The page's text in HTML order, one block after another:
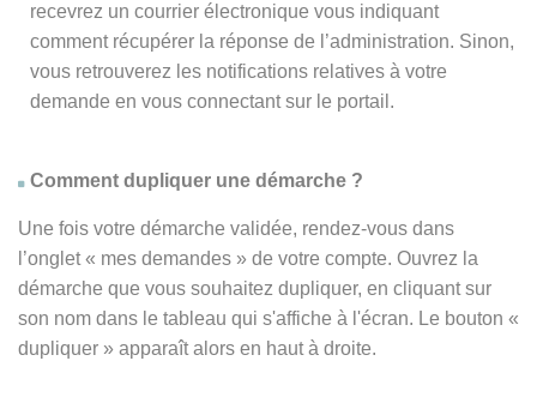
recevrez un courrier électronique vous indiquant
comment récupérer la réponse de l’administration. Sinon,
vous retrouverez les notifications relatives à votre
demande en vous connectant sur le portail.
Comment dupliquer une démarche ?
Une fois votre démarche validée, rendez-vous dans
l’onglet « mes demandes » de votre compte. Ouvrez la
démarche que vous souhaitez dupliquer, en cliquant sur
son nom dans le tableau qui s'affiche à l'écran. Le bouton «
dupliquer » apparaît alors en haut à droite.